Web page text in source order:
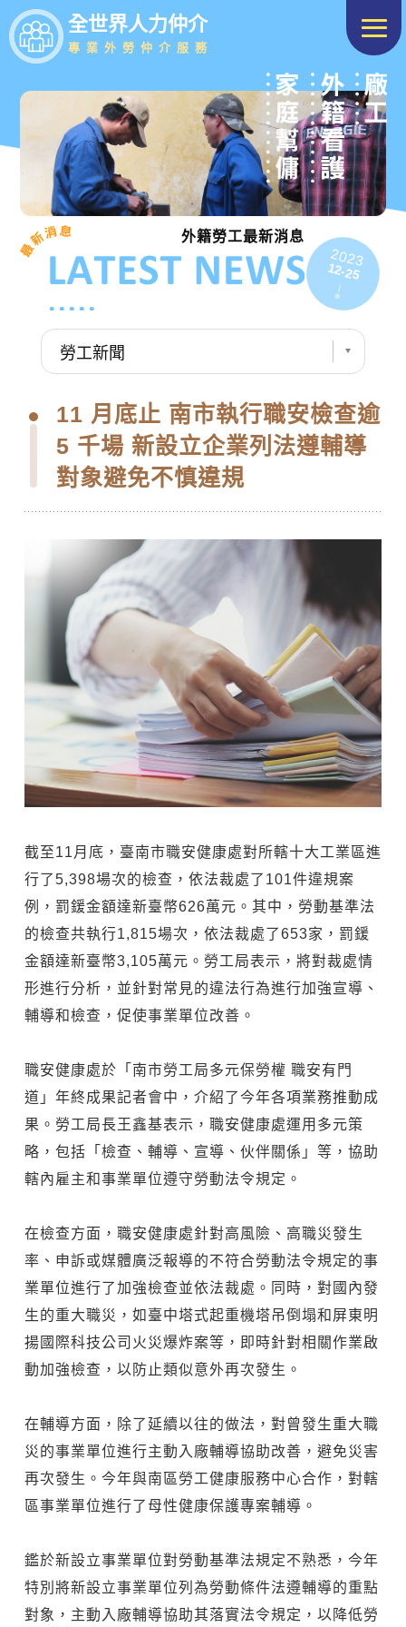
全世界人力仲介
專業外勞仲介服務
外籍勞工最新消息
2023
12-25
11 月底止 南市執行職安檢查逾
5 千場 新設立企業列法遵輔導
對象避免不慎違規
截至11月底，臺南市職安健康處對所轄十大工業區進
行了5,398場次的檢查，依法裁處了101件違規案
例，罰鍰金額達新臺幣626萬元。其中，勞動基準法
的檢查共執行1,815場次，依法裁處了653家，罰鍰
金額達新臺幣3,105萬元。勞工局表示，將對裁處情
形進行分析，並針對常見的違法行為進行加強宣導、
輔導和檢查，促使事業單位改善。
職安健康處於「南市勞工局多元保勞權 職安有門
道」年終成果記者會中，介紹了今年各項業務推動成
果。勞工局長王鑫基表示，職安健康處運用多元策
略，包括「檢查、輔導、宣導、伙伴關係」等，協助
轄內雇主和事業單位遵守勞動法令規定。
在檢查方面，職安健康處針對高風險、高職災發生
率、申訴或媒體廣泛報導的不符合勞動法令規定的事
業單位進行了加強檢查並依法裁處。同時，對國內發
生的重大職災，如臺中塔式起重機塔吊倒塌和屏東明
揚國際科技公司火災爆炸案等，即時針對相關作業啟
動加強檢查，以防止類似意外再次發生。
在輔導方面，除了延續以往的做法，對曾發生重大職
災的事業單位進行主動入廠輔導協助改善，避免災害
再次發生。今年與南區勞工健康服務中心合作，對轄
區事業單位進行了母性健康保護專案輔導。
鑑於新設立事業單位對勞動基準法規定不熟悉，今年
特別將新設立事業單位列為勞動條件法遵輔導的重點
對象，主動入廠輔導協助其落實法令規定，以降低勞